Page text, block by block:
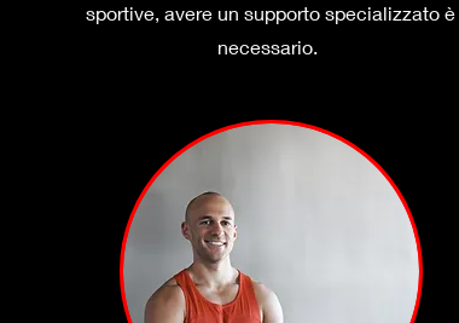
sportive, avere un supporto specializzato è
necessario.